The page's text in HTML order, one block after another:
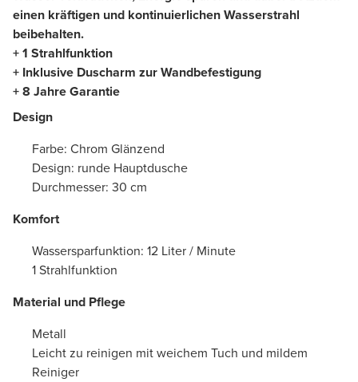
einen kräftigen und kontinuierlichen Wasserstrahl
beibehalten.
+ 1 Strahlfunktion
+ Inklusive Duscharm zur Wandbefestigung
+ 8 Jahre Garantie
Design
Farbe: Chrom Glänzend
Design: runde Hauptdusche
Durchmesser: 30 cm
Komfort
Wassersparfunktion: 12 Liter / Minute
1 Strahlfunktion
Material und Pflege
Metall
Leicht zu reinigen mit weichem Tuch und mildem
Reiniger